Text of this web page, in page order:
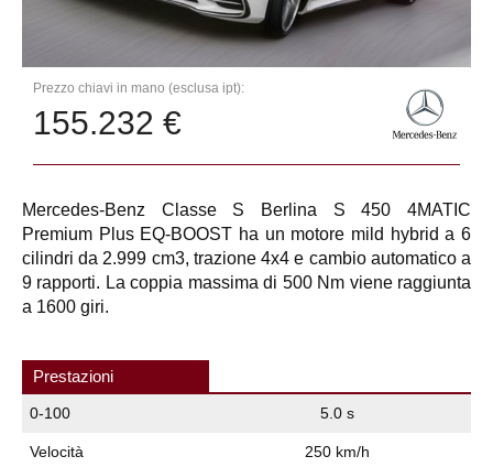
Prezzo chiavi in mano (esclusa ipt):
155.232 €
Mercedes-Benz Classe S Berlina S 450 4MATIC
Premium Plus EQ-BOOST ha un motore mild hybrid a 6
cilindri da 2.999 cm3, trazione 4x4 e cambio automatico a
9 rapporti. La coppia massima di 500 Nm viene raggiunta
a 1600 giri.
Prestazioni
0-100 5.0 s
Velocità 250 km/h